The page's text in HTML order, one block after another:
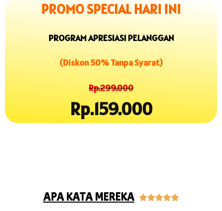
PROMO SPECIAL HARI INI
PROGRAM APRESIASI PELANGGAN
(Diskon 50% Tanpa Syarat)
Rp.299.000
Rp.159.000
APA KATA MEREKA 